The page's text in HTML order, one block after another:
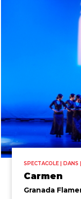
SPECTACOLE | DANS
Carmen
Granada